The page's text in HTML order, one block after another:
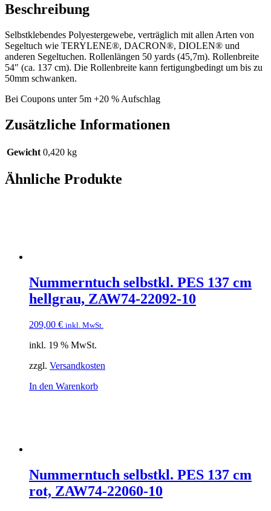
Beschreibung
Selbstklebendes Polyestergewebe, verträglich mit allen Arten von
Segeltuch wie TERYLENE®, DACRON®, DIOLEN® und
anderen Segeltuchen. Rollenlängen 50 yards (45,7m). Rollenbreite
54″ (ca. 137 cm). Die Rollenbreite kann fertigungbedingt um bis zu
50mm schwanken.
Bei Coupons unter 5m +20 % Aufschlag
Zusätzliche Informationen
Gewicht 0,420 kg
Ähnliche Produkte
Nummerntuch selbstkl. PES 137 cm
hellgrau, ZAW74-22092-10
209,00 € inkl. MwSt.
inkl. 19 % MwSt.
zzgl. Versandkosten
In den Warenkorb
Nummerntuch selbstkl. PES 137 cm
rot, ZAW74-22060-10